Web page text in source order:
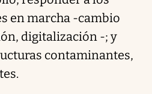
en marcha -cambio
digitalización -; y
contaminantes,